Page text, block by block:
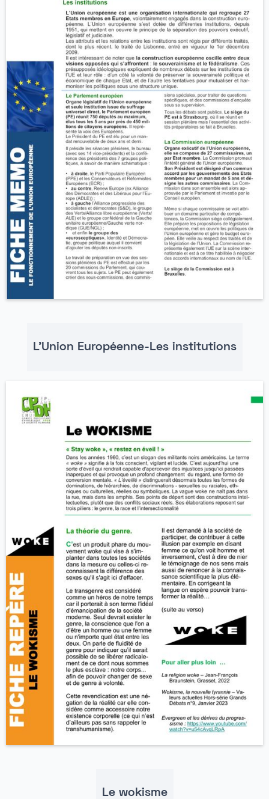
L'Union Européenne-Les institutions
Le wokisme